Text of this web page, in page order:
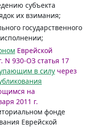
субъекта
их взимания;
государственного
Еврейской
N 930-ОЗ статья 17
в силу через
на
2011 г.
фонде
Еврейской